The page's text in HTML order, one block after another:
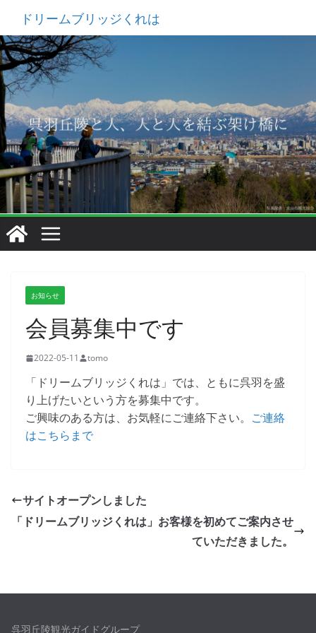
テ
ン
ツ
へ
ス
キ
ッ
プ
ドリームブリッジくれは
お知らせ
会員募集中です
2022-05-11 tomo
「ドリームブリッジくれは」では、ともに呉羽を盛
り上げたいという方を募集中です。
ご興味のある方は、お気軽にご連絡下さい。 ご連絡
はこちらまで
サイトオープンしました
「ドリームブリッジくれは」お客様を初めてご案内させ
ていただきました。
呉羽丘陵観光ガイドグループ